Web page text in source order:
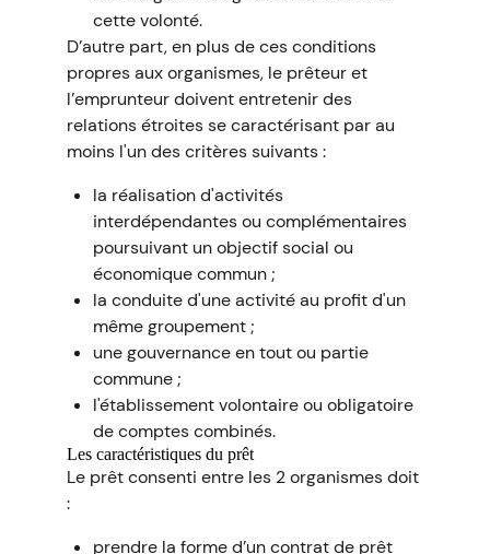
cette volonté.
D’autre part, en plus de ces conditions
propres aux organismes, le prêteur et
l’emprunteur doivent entretenir des
relations étroites se caractérisant par au
moins l'un des critères suivants :
la réalisation d'activités
interdépendantes ou complémentaires
poursuivant un objectif social ou
économique commun ;
la conduite d'une activité au profit d'un
même groupement ;
une gouvernance en tout ou partie
commune ;
l'établissement volontaire ou obligatoire
de comptes combinés.
Les caractéristiques du prêt
Le prêt consenti entre les 2 organismes doit
:
prendre la forme d’un contrat de prêt